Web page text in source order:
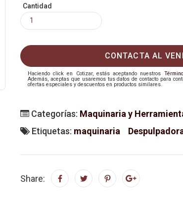
Cantidad
CONTACTA AL
Haciendo click en Cotizar, estás aceptando nuestros
Además, aceptas que usaremos tus datos de contacto para
ofertas especiales y descuentos en productos similares.
Categorías: Maquinaria y
Etiquetas: maquinaria
Share: